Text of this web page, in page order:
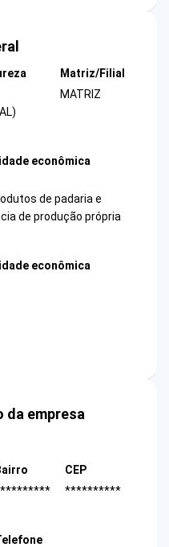
Matriz/Filial
MATRIZ
econômica
de padaria e
de produção própria
econômica
da empresa
CEP
**********